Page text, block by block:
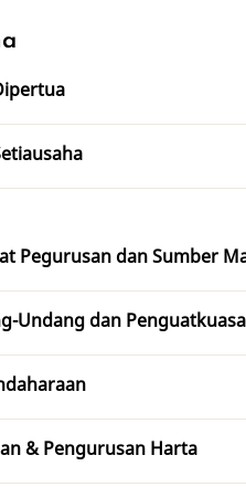
Pegurusan dan Sumber
Undang dan
& Pengurusan Harta